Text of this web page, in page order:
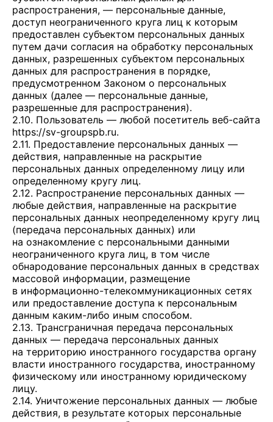
распространения, — персональные данные,
доступ неограниченного круга лиц к которым
предоставлен субъектом персональных данных
путем дачи согласия на обработку персональных
данных, разрешенных субъектом персональных
данных для распространения в порядке,
предусмотренном Законом о персональных
данных (далее — персональные данные,
разрешенные для распространения).
2.10. Пользователь — любой посетитель веб-сайта
https://sv-groupspb.ru.
2.11. Предоставление персональных данных —
действия, направленные на раскрытие
персональных данных определенному лицу или
определенному кругу лиц.
2.12. Распространение персональных данных —
любые действия, направленные на раскрытие
персональных данных неопределенному кругу лиц
(передача персональных данных) или
на ознакомление с персональными данными
неограниченного круга лиц, в том числе
обнародование персональных данных в средствах
массовой информации, размещение
в информационно-телекоммуникационных сетях
или предоставление доступа к персональным
данным каким-либо иным способом.
2.13. Трансграничная передача персональных
данных — передача персональных данных
на территорию иностранного государства органу
власти иностранного государства, иностранному
физическому или иностранному юридическому
лицу.
2.14. Уничтожение персональных данных — любые
действия, в результате которых персональные